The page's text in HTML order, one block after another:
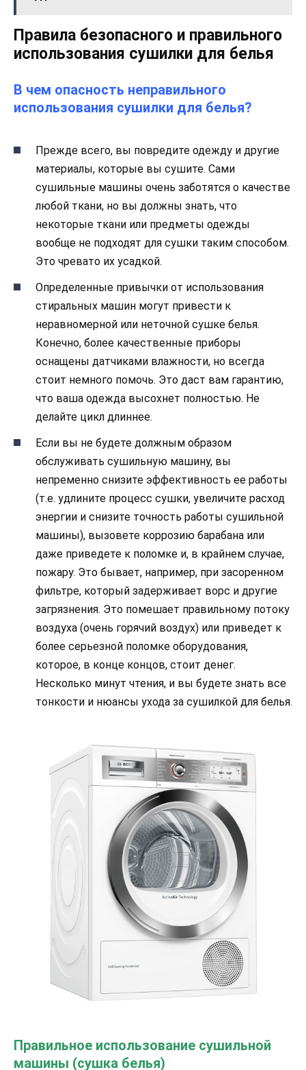
Правила безопасного и правильного
использования сушилки для белья
В чем опасность неправильного
использования сушилки для белья?
Прежде всего, вы повредите одежду и другие
материалы, которые вы сушите. Сами
сушильные машины очень заботятся о качестве
любой ткани, но вы должны знать, что
некоторые ткани или предметы одежды
вообще не подходят для сушки таким способом.
Это чревато их усадкой.
Определенные привычки от использования
стиральных машин могут привести к
неравномерной или неточной сушке белья.
Конечно, более качественные приборы
оснащены датчиками влажности, но всегда
стоит немного помочь. Это даст вам гарантию,
что ваша одежда высохнет полностью. Не
делайте цикл длиннее.
Если вы не будете должным образом
обслуживать сушильную машину, вы
непременно снизите эффективность ее работы
(т.е. удлините процесс сушки, увеличите расход
энергии и снизите точность работы сушильной
машины), вызовете коррозию барабана или
даже приведете к поломке и, в крайнем случае,
пожару. Это бывает, например, при засоренном
фильтре, который задерживает ворс и другие
загрязнения. Это помешает правильному потоку
воздуха (очень горячий воздух) или приведет к
более серьезной поломке оборудования,
которое, в конце концов, стоит денег.
Несколько минут чтения, и вы будете знать все
тонкости и нюансы ухода за сушилкой для белья.
Правильное использование сушильной
машины (сушка белья)